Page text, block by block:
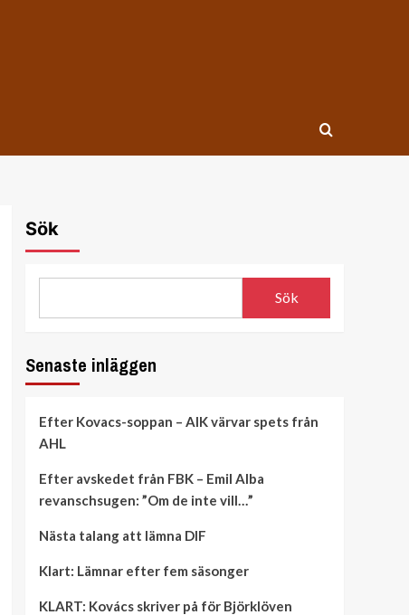
Sök
Sök
Senaste inläggen
Efter Kovacs-soppan – AIK värvar spets från
AHL
Efter avskedet från FBK – Emil Alba
revanschsugen: ”Om de inte vill…”
Nästa talang att lämna DIF
Klart: Lämnar efter fem säsonger
KLART: Kovács skriver på för Björklöven